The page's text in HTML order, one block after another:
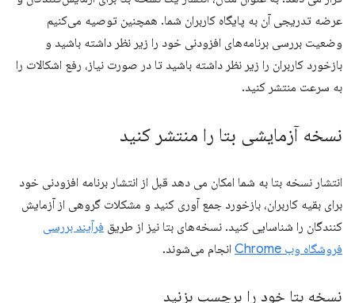
عرضه تدریجی آن به پایگاه کاربران شما. همچنین توصیه می‌کنیم
وضعیت بررسی برنامه‌های افزودنی خود را زیر نظر داشته باشید و
بازخورد کاربران را زیر نظر داشته باشید تا در صورت نیاز، رفع اشکالات را
به سرعت منتشر کنید.
نسخه آزمایشی بتا را منتشر کنید
انتشار نسخه بتا به شما امکان می دهد قبل از انتشار برنامه افزودنی خود
برای بقیه کاربران، بازخورد جمع آوری کنید و مشکلات گروهی از آزمایش
کنندگان را شناسایی کنید. نسخه‌های بتا نیز از طریق فرآیند بررسی
فروشگاه وب Chrome
انجام می‌شوند.
نسخه بتا خود را برچسب بزنید